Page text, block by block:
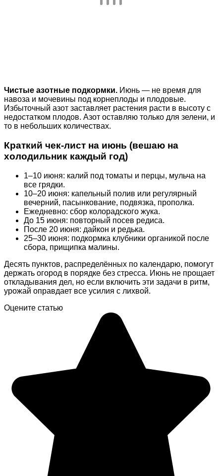
Чистые азотные подкормки. Июнь — не время для
навоза и мочевины под корнеплоды и плодовые.
Избыточный азот заставляет растения расти в высоту с
недостатком плодов. Азот оставляю только для зелени, и
то в небольших количествах.
Краткий чек-лист на июнь (вешаю на
холодильник каждый год)
1–10 июня: калий под томаты и перцы, мульча на
все грядки.
10–20 июня: капельный полив или регулярный
вечерний, пасынкование, подвязка, прополка.
Ежедневно: сбор колорадского жука.
До 15 июня: повторный посев редиса.
После 20 июня: дайкон и редька.
25–30 июня: подкормка клубники органикой после
сбора, прищипка малины.
Десять пунктов, распределённых по календарю, помогут
держать огород в порядке без стресса. Июнь не прощает
откладывания дел, но если включить эти задачи в ритм,
урожай оправдает все усилия с лихвой.
Оцените статью